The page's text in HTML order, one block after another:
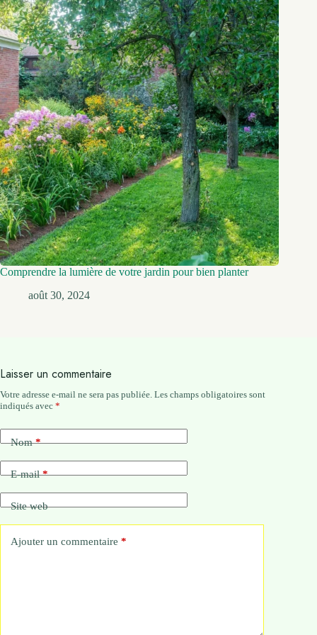
Comprendre la lumière de votre jardin pour bien planter
août 30, 2024
Laisser un commentaire
Votre adresse e-mail ne sera pas publiée. Les champs obligatoires sont
indiqués avec *
Nom*
E-mail*
Site web
Ajouter un commentaire *